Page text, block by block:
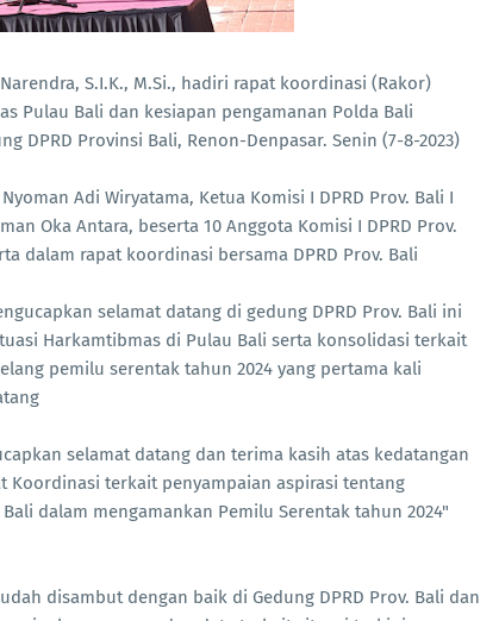
S.I.K., M.Si., hadiri rapat koordinasi (Rakor)
Pulau Bali dan kesiapan pengamanan Polda Bali
DPRD Provinsi Bali, Renon-Denpasar. Senin (7-8-2023)
Adi Wiryatama, Ketua Komisi I DPRD Prov. Bali I
Oka Antara, beserta 10 Anggota Komisi I DPRD Prov.
dalam rapat koordinasi bersama DPRD Prov. Bali
selamat datang di gedung DPRD Prov. Bali ini
Harkamtibmas di Pulau Bali serta konsolidasi terkait
pemilu serentak tahun 2024 yang pertama kali
selamat datang dan terima kasih atas kedatangan
Koordinasi terkait penyampaian aspirasi tentang
dalam mengamankan Pemilu Serentak tahun 2024"
disambut dengan baik di Gedung DPRD Prov. Bali dan